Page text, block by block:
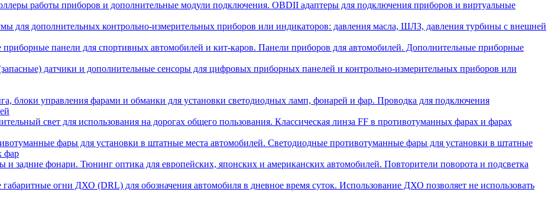
работы приборов и дополнительные модули подключения. OBDII адаптеры для подключения приборов и виртуальные
для дополнительных контрольно-измерительных приборов или индикаторов: давления масла, ШЛЗ, давления турбины с внешней
панели для спортивных автомобилей и кит-каров. Панели приборов для автомобилей. Дополнительные приборные
датчики и дополнительные сенсоры для цифровых приборных панелей и контрольно-измерительных приборов или
блоки управления фарами и обманки для установки светодиодных ламп, фонарей и фар. Проводка для подключения
свет для использования на дорогах общего пользования. Классическая линза FF в противотуманных фарах и фарах
фары для установки в штатные места автомобилей. Светодиодные противотуманные фары для установки в штатные
фар
и задние фонари. Тюнинг оптика для европейских, японских и американских автомобилей. Повторители поворота и подсветка
огни ДХО (DRL) для обозначения автомобиля в дневное время суток. Использование ДХО позволяет не использовать